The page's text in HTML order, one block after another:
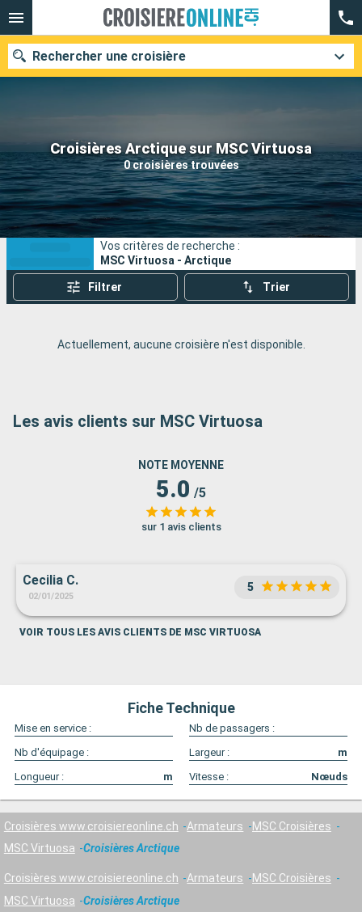
Croisières Arctique sur MSC Virtuosa
0 croisières trouvées
Rechercher une croisière
Nos destinations
Mois de départ
Ports Compagnies
Rechercher
Vos critères de recherche :
MSC Virtuosa - Arctique
Filtrer Trier
Actuellement, aucune croisière n'est disponible.
Les avis clients sur MSC Virtuosa
NOTE MOYENNE
5.0 /5
sur 1 avis clients
Cecilia C.
02/01/2025
5
VOIR TOUS LES AVIS CLIENTS DE MSC VIRTUOSA
Fiche Technique
Mise en service :
Nb de passagers :
Nb d'équipage :
Largeur :
m
Longueur :
m Vitesse : Nœuds
Croisières www.croisiereonline.ch Armateurs
MSC Croisières
MSC Virtuosa
Croisières Arctique
Croisières www.croisiereonline.ch Armateurs
MSC Croisières
MSC Virtuosa
Croisières Arctique